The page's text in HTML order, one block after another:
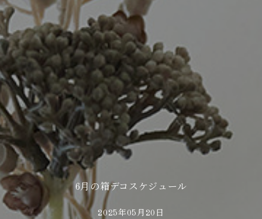
6月の箱デコスケジュール
2025年05月20日